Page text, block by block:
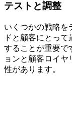
テストと調整
いくつかの戦略を
ドと顧客にとっ
することが重要で
ョンと顧客ロイ
性があります。